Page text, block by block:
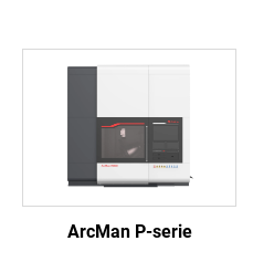
ArcMan P-serie